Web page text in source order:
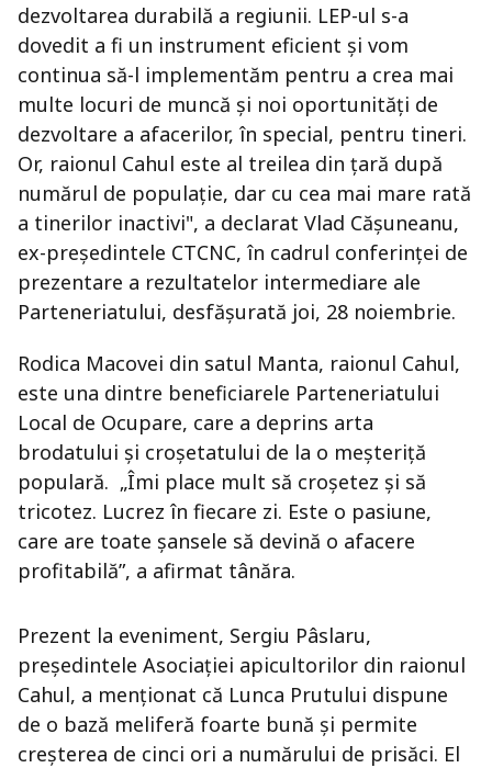
dezvoltarea durabilă a regiunii. LEP-ul s-a
dovedit a fi un instrument eficient și vom
continua să-l implementăm pentru a crea mai
multe locuri de muncă și noi oportunități de
dezvoltare a afacerilor, în special, pentru tineri.
Or, raionul Cahul este al treilea din ţară după
numărul de populație, dar cu cea mai mare rată
a tinerilor inactivi", a declarat Vlad Cășuneanu,
ex-președintele CTCNC, în cadrul conferinței de
prezentare a rezultatelor intermediare ale
Parteneriatului, desfăşurată joi, 28 noiembrie.
Rodica Macovei din satul Manta, raionul Cahul,
este una dintre beneficiarele Parteneriatului
Local de Ocupare, care a deprins arta
brodatului și croșetatului de la o meșteriță
populară. „Îmi place mult să croșetez și să
tricotez. Lucrez în fiecare zi. Este o pasiune,
care are toate șansele să devină o afacere
profitabilă”, a afirmat tânăra.
Prezent la eveniment, Sergiu Pâslaru,
președintele Asociației apicultorilor din raionul
Cahul, a menționat că Lunca Prutului dispune
de o bază meliferă foarte bună și permite
creșterea de cinci ori a numărului de prisăci. El